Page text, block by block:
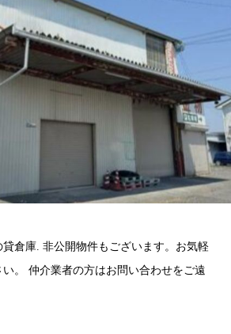
倉庫. 非公開物件もございます。お気軽
。 仲介業者の方はお問い合わせをご遠